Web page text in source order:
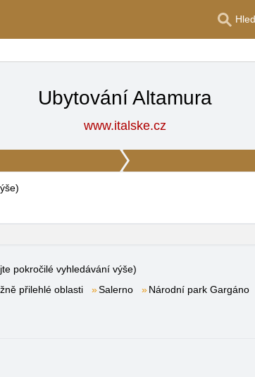
Ubytování Altamura
www.italske.cz
)
pokročilé vyhledávání výše)
přilehlé oblasti Salerno Národní park Gargáno